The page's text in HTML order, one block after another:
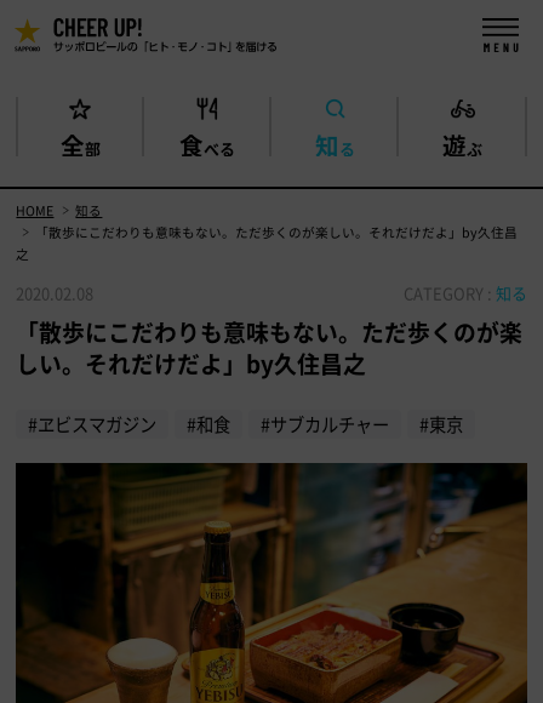
全部 食べる 知る 遊ぶ
HOME
知る
「散歩にこだわりも意味もない。ただ歩くのが楽しい。それだけだよ」by久住昌
之
2020.02.08 CATEGORY : 知る
「散歩にこだわりも意味もない。ただ歩くのが楽
しい。それだけだよ」by久住昌之
#ヱビスマガジン #和食 #サブカルチャー #東京